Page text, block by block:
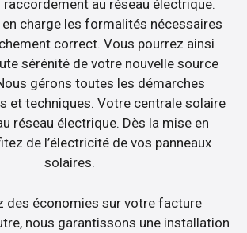
au réseau électrique.
en charge les formalités nécessaires
correct. Vous pourrez ainsi
sérénité de votre nouvelle source
gérons toutes les démarches
et techniques. Votre centrale solaire
réseau électrique. Dès la mise en
de l’électricité de vos panneaux
solaires.
des économies sur votre facture
nous garantissons une installation